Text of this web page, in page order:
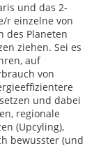
und das 2-
r einzelne von
des Planeten
ziehen. Sei es
auf
von
und dabei
regionale
(Upcyling),
bewusster (und